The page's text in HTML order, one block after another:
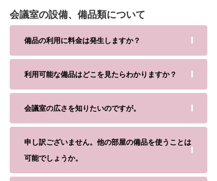
会議室の設備、備品類について
備品の利用に料金は発生しますか？
利用可能な備品はどこを見たらわかりますか？
会議室の広さを知りたいのですが。
申し訳ございません。他の部屋の備品を使うことは
可能でしょうか。